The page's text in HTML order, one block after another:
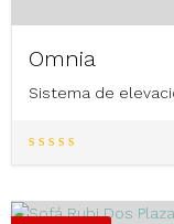
Omnia
Sistema de